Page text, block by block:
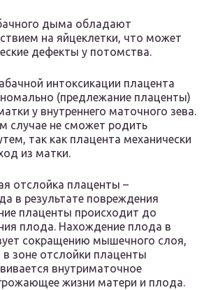
дыма обладают
на яйцеклетки, что может
дефекты у потомства.
интоксикации плацента
(предлежание плаценты)
у внутреннего маточного зева.
случае не сможет родить
так как плацента механически
из матки.
отслойка плаценты –
в результате повреждения
плаценты происходит до
плода. Нахождение плода в
сокращению мышечного слоя,
зоне отслойки плаценты
внутриматочное
жизни матери и плода.